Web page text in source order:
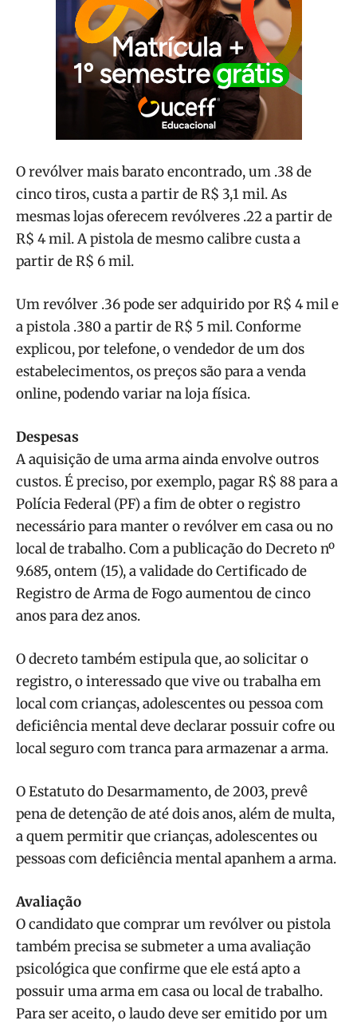
O revólver mais barato encontrado, um .38 de
cinco tiros, custa a partir de R$ 3,1 mil. As
mesmas lojas oferecem revólveres .22 a partir de
R$ 4 mil. A pistola de mesmo calibre custa a
partir de R$ 6 mil.
Um revólver .36 pode ser adquirido por R$ 4 mil e
a pistola .380 a partir de R$ 5 mil. Conforme
explicou, por telefone, o vendedor de um dos
estabelecimentos, os preços são para a venda
online, podendo variar na loja física.
Despesas
A aquisição de uma arma ainda envolve outros
custos. É preciso, por exemplo, pagar R$ 88 para a
Polícia Federal (PF) a fim de obter o registro
necessário para manter o revólver em casa ou no
local de trabalho. Com a publicação do Decreto nº
9.685, ontem (15), a validade do Certificado de
Registro de Arma de Fogo aumentou de cinco
anos para dez anos.
O decreto também estipula que, ao solicitar o
registro, o interessado que vive ou trabalha em
local com crianças, adolescentes ou pessoa com
deficiência mental deve declarar possuir cofre ou
local seguro com tranca para armazenar a arma.
O Estatuto do Desarmamento, de 2003, prevê
pena de detenção de até dois anos, além de multa,
a quem permitir que crianças, adolescentes ou
pessoas com deficiência mental apanhem a arma.
Avaliação
O candidato que comprar um revólver ou pistola
também precisa se submeter a uma avaliação
psicológica que confirme que ele está apto a
possuir uma arma em casa ou local de trabalho.
Para ser aceito, o laudo deve ser emitido por um